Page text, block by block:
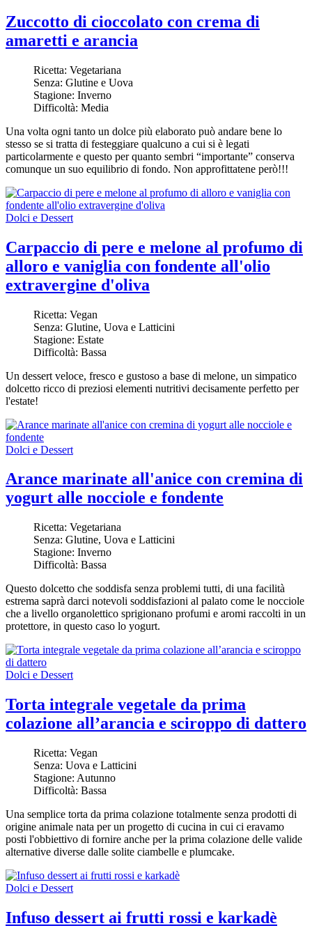
Zuccotto di cioccolato con crema di
amaretti e arancia
Ricetta: Vegetariana
Senza: Glutine e Uova
Stagione: Inverno
Difficoltà: Media
Una volta ogni tanto un dolce più elaborato può andare bene lo
stesso se si tratta di festeggiare qualcuno a cui si è legati
particolarmente e questo per quanto sembri “importante” conserva
comunque un suo equilibrio di fondo. Non approfittatene però!!!
Dolci e Dessert
Carpaccio di pere e melone al profumo di
alloro e vaniglia con fondente all'olio
extravergine d'oliva
Ricetta: Vegan
Senza: Glutine, Uova e Latticini
Stagione: Estate
Difficoltà: Bassa
Un dessert veloce, fresco e gustoso a base di melone, un simpatico
dolcetto ricco di preziosi elementi nutritivi decisamente perfetto per
l'estate!
Dolci e Dessert
Arance marinate all'anice con cremina di
yogurt alle nocciole e fondente
Ricetta: Vegetariana
Senza: Glutine, Uova e Latticini
Stagione: Inverno
Difficoltà: Bassa
Questo dolcetto che soddisfa senza problemi tutti, di una facilità
estrema saprà darci notevoli soddisfazioni al palato come le nocciole
che a livello organolettico sprigionano profumi e aromi raccolti in un
protettore, in questo caso lo yogurt.
Dolci e Dessert
Torta integrale vegetale da prima
colazione all’arancia e sciroppo di dattero
Ricetta: Vegan
Senza: Uova e Latticini
Stagione: Autunno
Difficoltà: Bassa
Una semplice torta da prima colazione totalmente senza prodotti di
origine animale nata per un progetto di cucina in cui ci eravamo
posti l'obbiettivo di fornire anche per la prima colazione delle valide
alternative diverse dalle solite ciambelle e plumcake.
Dolci e Dessert
Infuso dessert ai frutti rossi e karkadè